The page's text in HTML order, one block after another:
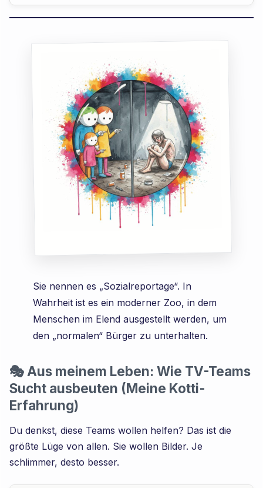
Sie nennen es „Sozialreportage“. In
Wahrheit ist es ein moderner Zoo, in dem
Menschen im Elend ausgestellt werden, um
den „normalen“ Bürger zu unterhalten.
🎭 Aus meinem Leben: Wie TV-Teams
Sucht ausbeuten (Meine Kotti-
Erfahrung)
Du denkst, diese Teams wollen helfen? Das ist die
größte Lüge von allen. Sie wollen Bilder. Je
schlimmer, desto besser.